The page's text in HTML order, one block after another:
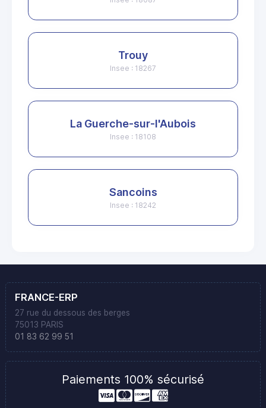
Trouy
Insee : 18267
La Guerche-sur-l'Aubois
Insee : 18108
Sancoins
Insee : 18242
FRANCE-ERP
27 rue du dessous des berges
75013 PARIS
01 83 62 99 51
Paiements 100% sécurisé